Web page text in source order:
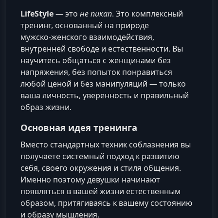
LifeStyle— это не пикап. Это комплексный
тренинг, основанный на природе
мужско‑женского взаимодействия,
внутренней свободе и естественности. Вы
научитесь общаться с женщинами без
напряжения, без попыток понравиться
любой ценой и без манипуляций — только
ваша личность, уверенность и правильный
образ жизни.
Основная идея тренинга
Вместо стандартных техник соблазнения вы
получаете системный подход к развитию
себя, своего окружения и стиля общения.
Именно поэтому девушки начинают
появляться в вашей жизни естественным
образом, притягиваясь к вашему состоянию
и образу мышления.